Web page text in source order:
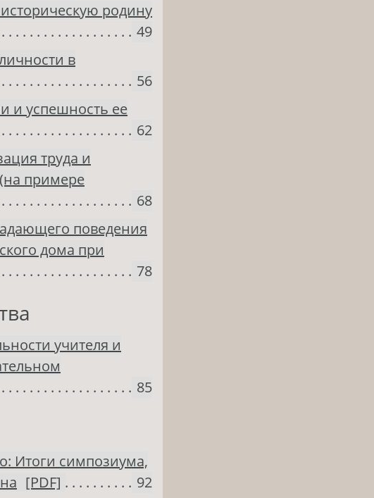
родину
49
в
56
и успешность ее
62
труда и
примере
68
поведения
дома при
78
учителя и
85
Итоги симпозиума,
[PDF] 92